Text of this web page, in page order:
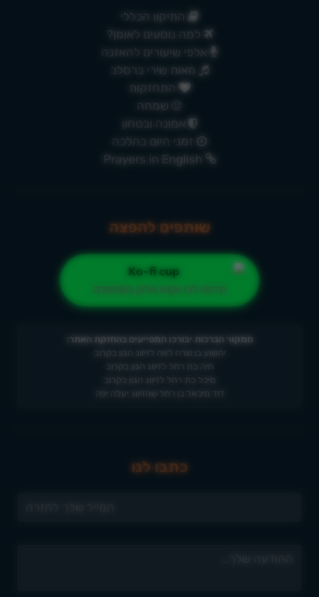
התיקון הכללי
למה נוסעים לאומן?
אלפי שיעורים להאזנה
מאות שירי ברסלב
התחזקות
שמחה
אמונה ובטחון
זמני היום בהלכה
שותפים להפצה
ממקור הברכות יבורכו המסייעים בהחזקת האתר:
יהשוע בן שרה לאה לזיווג הגון בקרוב
חיה בת רחל לזיווג הגון בקרוב
מיכל בת רחל לזיווג הגון בקרוב
דוד מיכאל בן רחל שהזיווג יעלה יפה
כתבו לנו